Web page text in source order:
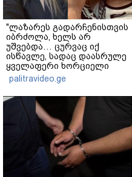
"ლაზარეს გადარჩენისთვის
იბრძოლა, ხელს არ
უშვებდა… ცურვაც იქ
ისწავლე, სადაც დაასრულე
ყველაფერი ხორციელი
ცხოვრებიდან" – რას წერს
ხობში დაღუპული დედა-
შვილის ახლობელი?
palitravideo.ge